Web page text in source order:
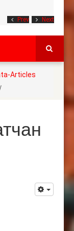
Prev Next
Articles